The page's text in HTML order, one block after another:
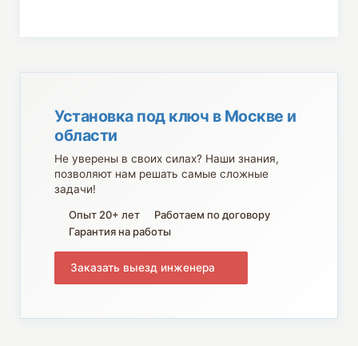
Установка под ключ в Москве и
области
Не уверены в своих силах? Наши знания,
позволяют нам решать самые сложные
задачи!
Опыт 20+ лет
Работаем по договору
Гарантия на работы
Заказать выезд инженера